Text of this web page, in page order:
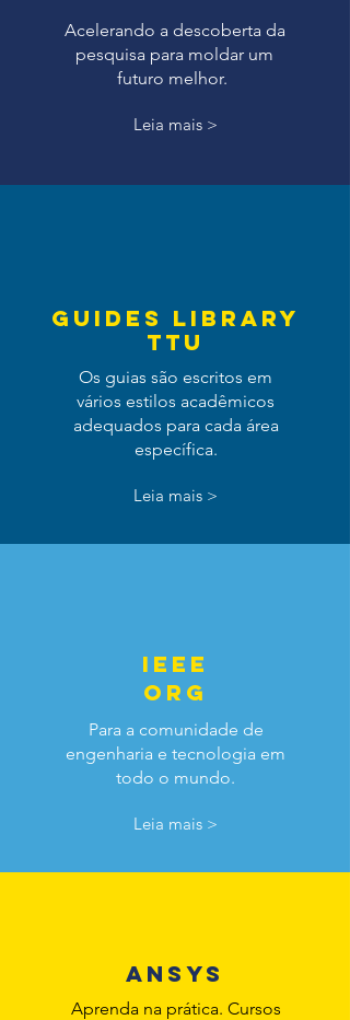
Acelerando a descoberta da
pesquisa para moldar um
futuro melhor.
Leia mais >
guides library
TTU
Os guias são escritos em
vários estilos acadêmicos
adequados para cada área
específica.
Leia mais >
ieee
org
Para a comunidade de
engenharia e tecnologia em
todo o mundo.
Leia mais >
ansys
Aprenda na prática. Cursos